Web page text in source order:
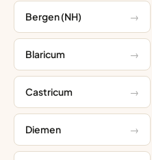
Bergen (NH)
Blaricum
Castricum
Diemen